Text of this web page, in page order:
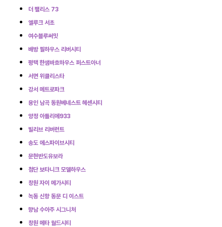
더 팰리스 73
엘루크 서초
여수블루써밋
배방 필하우스 리버시티
평택 한샘바흐하우스 퍼스트아너
서면 위클리스타
강서 메트로파크
용인 남곡 동원베네스트 헤센시티
양정 아틀리에933
빌리브 리버런트
송도 에스파이브시티
문현반도유보라
첨단 보타니크 모델하우스
창원 자이 메가시티
녹동 신항 동문 디 이스트
향남 수아주 시그니처
창원 메타 월드시티